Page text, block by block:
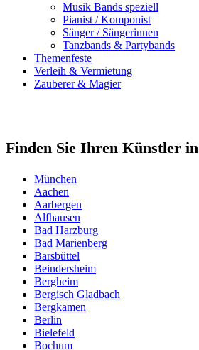
Musik Bands speziell
Pianist / Komponist
Sänger / Sängerinnen
Tanzbands & Partybands
Themenfeste
Verleih & Vermietung
Zauberer & Magier
Finden Sie Ihren Künstler in
München
Aachen
Aarbergen
Alfhausen
Bad Harzburg
Bad Marienberg
Barsbüttel
Beindersheim
Bergheim
Bergisch Gladbach
Bergkamen
Berlin
Bielefeld
Bochum